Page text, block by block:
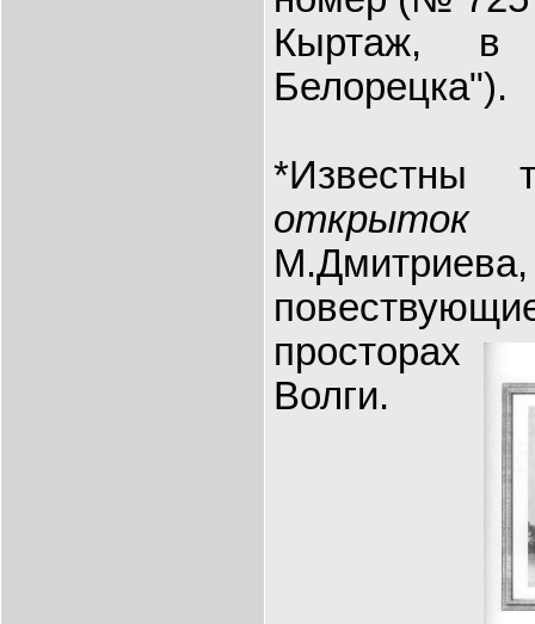
Кыртаж, в
Белорецка").
*Известны
открыток
просторах
Волги.